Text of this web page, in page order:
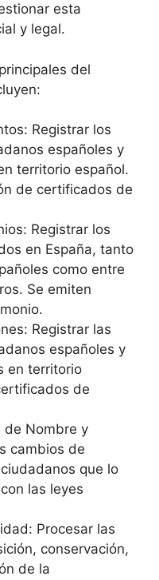
esta
y legal.
del
Registrar los
españoles y
territorio español.
de certificados de
Registrar los
en España, tanto
como entre
Se emiten
Registrar las
españoles y
en territorio
de
de Nombre y
cambios de
que lo
las leyes
Procesar las
conservación,
de la